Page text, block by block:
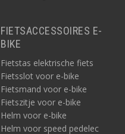
FIETSACCESSOIRES E-
BIKE
Fietstas elektrische fiets
Fietsslot voor e-bike
Fietsmand voor e-bike
Fietszitje voor e-bike
Helm voor e-bike
Helm voor speed pedelec